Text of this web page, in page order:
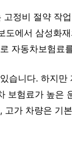
정비 절약 작
에서 삼성화
자동차보험료
습니다. 하지
보험료가 높은
가 차량은 기